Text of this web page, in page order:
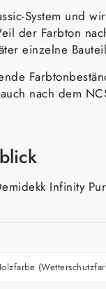
System und
der Farbton
einzelne
nach dem
Infinity